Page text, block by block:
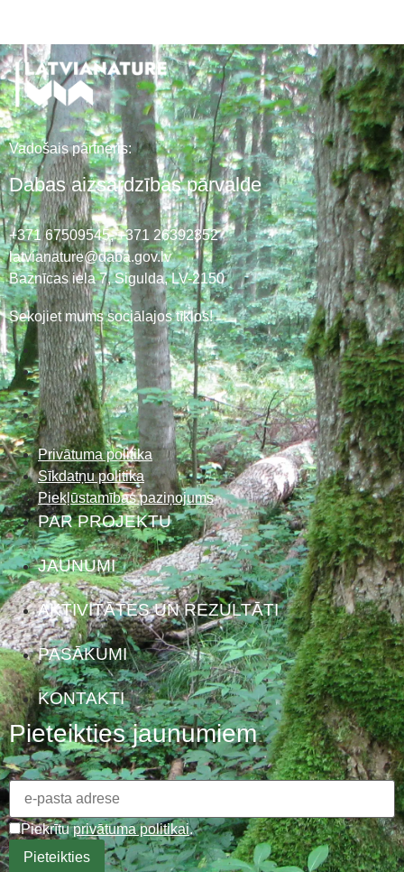
Vadošais partneris:
Dabas aizsardzības pārvalde
+371 67509545,+371 26392352
latvianature@daba.gov.lv
Baznīcas iela 7, Sigulda, LV-2150
Sekojiet mums sociālajos tīklos!
Privātuma politika
Sīkdatņu politika
Piekļūstamības paziņojums
PAR PROJEKTU
JAUNUMI
AKTIVITĀTES UN REZULTĀTI
PASĀKUMI
KONTAKTI
Pieteikties jaunumiem
Piekrītuprivātuma politikai.